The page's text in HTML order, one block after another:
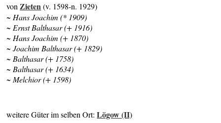
von Zieten(v. 1598-n. 1929)
~ Hans Joachim (* 1909)
~ Ernst Balthasar (+ 1916)
~ Hans Joachim (+ 1870)
~ Joachim Balthasar (+ 1829)
~ Balthasar (+ 1758)
~ Balthasar (+ 1634)
~ Melchior (+ 1598)
weitere Güter im selben Ort:Lögow (II)